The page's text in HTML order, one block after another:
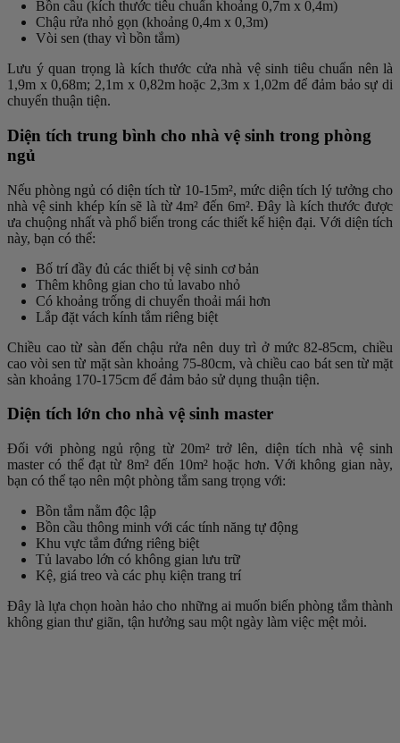
Bồn cầu (kích thước tiêu chuẩn khoảng 0,7m x 0,4m)
Chậu rửa nhỏ gọn (khoảng 0,4m x 0,3m)
Vòi sen (thay vì bồn tắm)
Lưu ý quan trọng là kích thước cửa nhà vệ sinh tiêu chuẩn nên là
1,9m x 0,68m; 2,1m x 0,82m hoặc 2,3m x 1,02m để đảm bảo sự di
chuyển thuận tiện.
Diện tích trung bình cho nhà vệ sinh trong phòng
ngủ
Nếu phòng ngủ có diện tích từ 10-15m², mức diện tích lý tưởng cho
nhà vệ sinh khép kín sẽ là từ 4m² đến 6m². Đây là kích thước được
ưa chuộng nhất và phổ biến trong các thiết kế hiện đại. Với diện tích
này, bạn có thể:
Bố trí đầy đủ các thiết bị vệ sinh cơ bản
Thêm không gian cho tủ lavabo nhỏ
Có khoảng trống di chuyển thoải mái hơn
Lắp đặt vách kính tắm riêng biệt
Chiều cao từ sàn đến chậu rửa nên duy trì ở mức 82-85cm, chiều
cao vòi sen từ mặt sàn khoảng 75-80cm, và chiều cao bát sen từ mặt
sàn khoảng 170-175cm để đảm bảo sử dụng thuận tiện.
Diện tích lớn cho nhà vệ sinh master
Đối với phòng ngủ rộng từ 20m² trở lên, diện tích nhà vệ sinh
master có thể đạt từ 8m² đến 10m² hoặc hơn. Với không gian này,
bạn có thể tạo nên một phòng tắm sang trọng với:
Bồn tắm nằm độc lập
Bồn cầu thông minh với các tính năng tự động
Khu vực tắm đứng riêng biệt
Tủ lavabo lớn có không gian lưu trữ
Kệ, giá treo và các phụ kiện trang trí
Đây là lựa chọn hoàn hảo cho những ai muốn biến phòng tắm thành
không gian thư giãn, tận hưởng sau một ngày làm việc mệt mỏi.